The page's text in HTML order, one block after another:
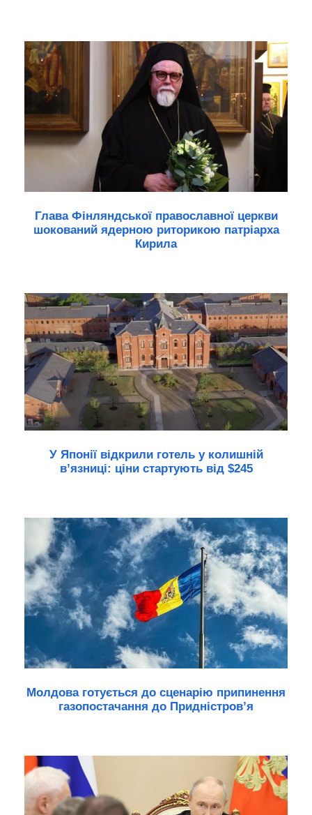
Глава Фінляндської православної церкви
шокований ядерною риторикою патріарха
Кирила
У Японії відкрили готель у колишній
в’язниці: ціни стартують від $245
Молдова готується до сценарію припинення
газопостачання до Придністров’я